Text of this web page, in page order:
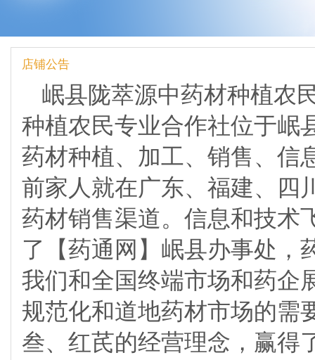
店铺公告
岷县陇萃源中药材种植农
种植农民专业合作社位于岷
药材种植、加工、销售、信
前家人就在广东、福建、四
药材销售渠道。信息和技术
了【药通网】岷县办事处，
我们和全国终端市场和药企
规范化和道地药材市场的需
叁、红芪的经营理念，赢得